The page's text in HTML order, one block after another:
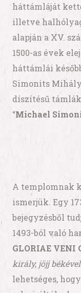
háttámláját
illetve
alapján a XV.
1500-as évek
háttámlái
Simonits
díszítésű
“Michael
A templomnak
ismerjük. Egy
bejegyzésből
1493-ból való
GLORIAE VENI
király, jöjj
lehetséges,